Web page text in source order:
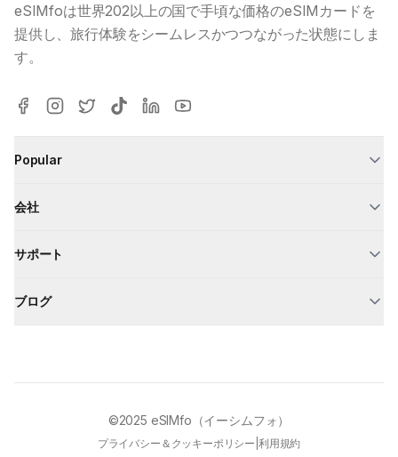
eSIMfoは世界202以上の国で手頃な価格のeSIMカードを
提供し、旅行体験をシームレスかつつながった状態にしま
す。
Popular
会社
サポート
ブログ
©2025 eSIMfo（イーシムフォ）
プライバシー＆クッキーポリシー 利用規約